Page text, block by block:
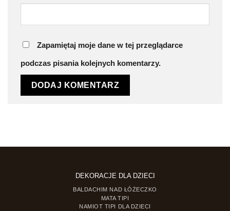
Zapamiętaj moje dane w tej przeglądarce
podczas pisania kolejnych komentarzy.
DEKORACJE DLA DZIECI
BALDACHIM NAD ŁÓŻECZKO
MATA TIPI
NAMIOT TIPI DLA DZIECI